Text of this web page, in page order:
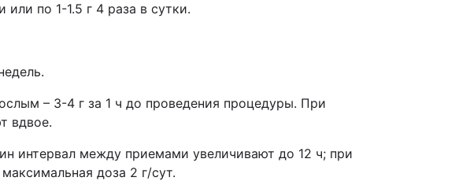
или по 1-1.5 г 4 раза в сутки.
– 3-4 г за 1 ч до проведения процедуры. При
вдвое.
интервал между приемами увеличивают до 12 ч; при
доза 2 г/сут.